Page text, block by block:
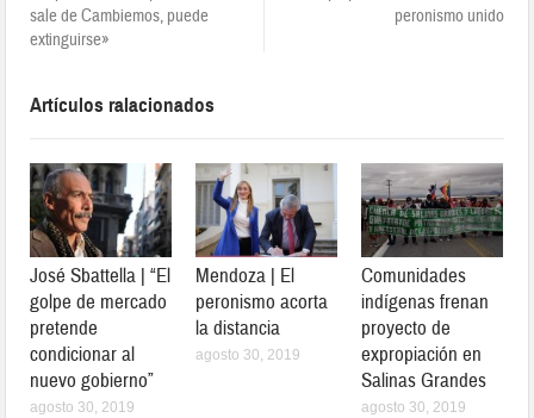
sale de Cambiemos, puede
extinguirse»
peronismo unido
Artículos ralacionados
José Sbattella | “El
golpe de mercado
pretende
condicionar al
nuevo gobierno”
agosto 30, 2019
Mendoza | El
peronismo acorta
la distancia
agosto 30, 2019
Comunidades
indígenas frenan
proyecto de
expropiación en
Salinas Grandes
agosto 30, 2019